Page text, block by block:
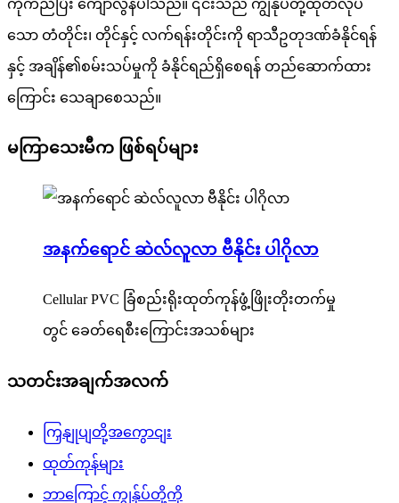
ကိုက်ညီပြီး ကျော်လွန်ပါသည်။ ၎င်းသည် ကျွန်ုပ်တို့ထုတ်လုပ်
သော တံတိုင်း၊ တိုင်နှင့် လက်ရန်းတိုင်းကို ရာသီဥတုဒဏ်ခံနိုင်ရန်
နှင့် အချိန်၏စမ်းသပ်မှုကို ခံနိုင်ရည်ရှိစေရန် တည်ဆောက်ထား
ကြောင်း သေချာစေသည်။
မကြာသေးမီက ဖြစ်ရပ်များ
အနက်ရောင် ဆဲလ်လူလာ ဗီနိုင်း ပါဂိုလာ
Cellular PVC ခြံစည်းရိုးထုတ်ကုန်ဖွံ့ဖြိုးတိုးတက်မှု
တွင် ခေတ်ရေစီးကြောင်းအသစ်များ
သတင်းအချက်အလက်
ကြှနျုပျတို့အကွောငျး
ထုတ်ကုန်များ
ဘာကြောင့် ကျွန်ုပ်တို့ကို